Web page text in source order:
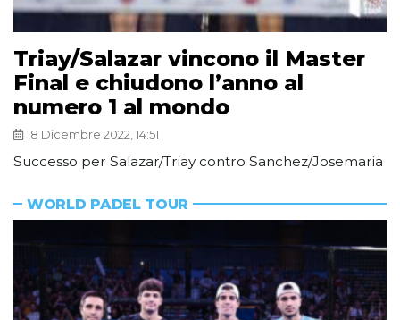
Triay/Salazar vincono il Master
Final e chiudono l’anno al
numero 1 al mondo
18 Dicembre 2022, 14:51
Successo per Salazar/Triay contro Sanchez/Josemaria
WORLD PADEL TOUR